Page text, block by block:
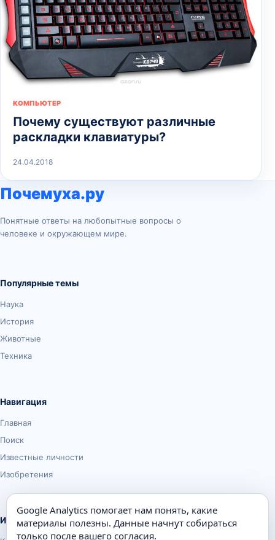
КОМПЬЮТЕР
Почему существуют различные
раскладки клавиатуры?
24.04.2018
Почемуха.ру
Понятные ответы на любопытные вопросы о
человеке и окружающем мире.
Популярные темы
Наука
История
Животные
Техника
Навигация
Главная
Поиск
Известные личности
Изобретения
Информация
Google Analytics помогает нам понять, какие
материалы полезны. Данные начнут собираться
только после вашего согласия.